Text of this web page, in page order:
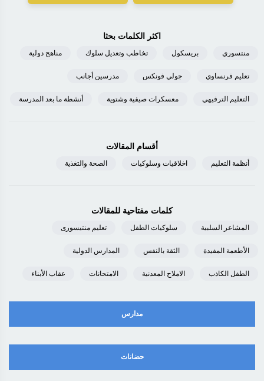
اكثر الكلمات بحثا
منتسوري بريسكول تخاطب وتعديل سلوك مناهج دولية
تعليم فرنساوي جولي فونكس مدرسين أجانب
التعليم الترفيهي معسكرات صيفية وشتوية أنشطة ما بعد المدرسة
أقسام المقالات
أنظمة التعليم اخلاقيات وسلوكيات الصحة والتغذية
كلمات مفتاحية للمقالات
المشاعر السلبية سلوكيات الطفل تعليم منتيسورى
الأطعمة المفيدة الثقة بالنفس المدارس الدولية
الطفل الكاذب الاملاح المعدنية الامتحانات عقاب الأبناء
مدارس
حضانات